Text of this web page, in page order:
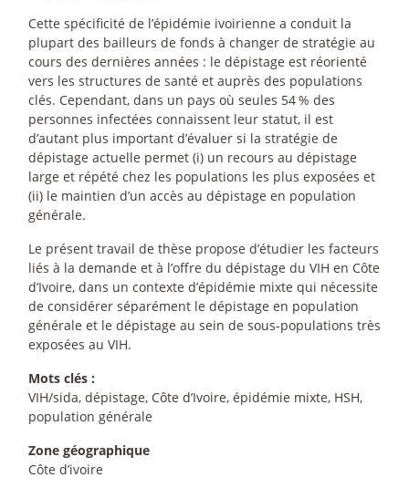
Cette spécificité de l’épidémie ivoirienne a conduit la
plupart des bailleurs de fonds à changer de stratégie au
cours des dernières années : le dépistage est réorienté
vers les structures de santé et auprès des populations
clés. Cependant, dans un pays où seules 54% des
personnes infectées connaissent leur statut, il est
d’autant plus important d’évaluer si la stratégie de
dépistage actuelle permet (i) un recours au dépistage
large et répété chez les populations les plus exposées et
(ii) le maintien d’un accès au dépistage en population
générale.
Le présent travail de thèse propose d’étudier les facteurs
liés à la demande et à l’offre du dépistage du VIH en Côte
d’Ivoire, dans un contexte d’épidémie mixte qui nécessite
de considérer séparément le dépistage en population
générale et le dépistage au sein de sous-populations très
exposées au VIH.
Mots clés :
VIH/sida, dépistage, Côte d’Ivoire, épidémie mixte, HSH,
population générale
Zone géographique
Côte d’ivoire